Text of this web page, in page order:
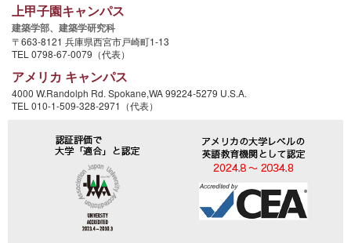
上甲子園キャンパス
建築学部、 建築学研究科
〒663-8121 兵庫県西宮市戸崎町1-13
TEL 0798-67-0079（代表）
アメリカ キャンパス
4000 W.Randolph Rd. Spokane,WA 99224-5279 U.S.A.
TEL 010-1-509-328-2971（代表）